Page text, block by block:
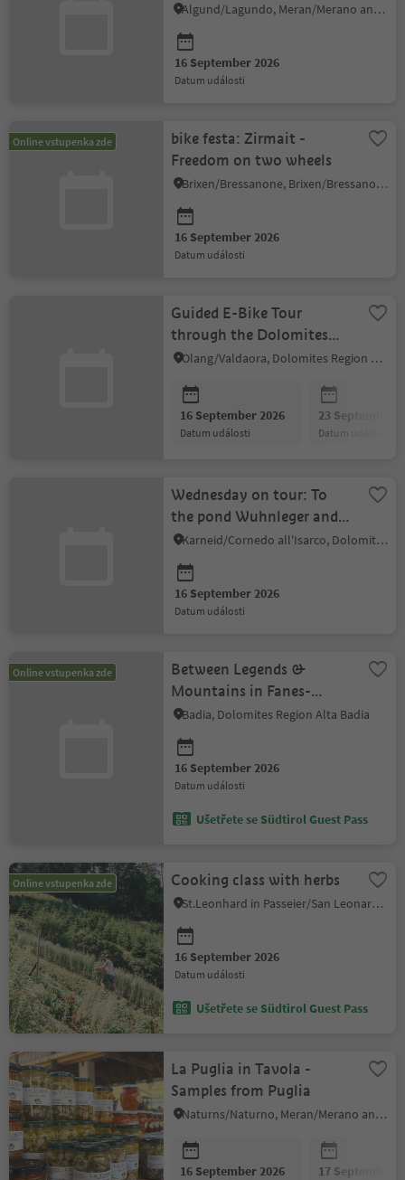
Algund/Lagundo, Meran/Merano and environs
16 September 2026
datum události
Online vstupenka zde
bike festa: Zirmait -
Freedom on two wheels
Brixen/Bressanone, Brixen/Bressanone and environs
16 September 2026
datum události
Guided E-Bike Tour
through the Dolomites
UNESCO World Heritage
Olang/Valdaora, Dolomites Region Kronplatz/Plan de Corones
16 September 2026
datum události
23 September
datum události
Wednesday on tour: To
the pond Wuhnleger and
to the hut Cavone-
Tschafon
Karneid/Cornedo all'Isarco, Dolomites Region Eggental
16 September 2026
datum události
Online vstupenka zde
Between Legends &
Mountains in Fanes-
Senes-Braies Nature Park
- Munts dl altonn
Badia, Dolomites Region Alta Badia
16 September 2026
datum události
Ušetřete se Südtirol Guest Pass
Online vstupenka zde Cooking class with herbs
St.Leonhard in Passeier/San Leonardo in Passiria, Meran/Merano and environs
16 September 2026
datum události
Ušetřete se Südtirol Guest Pass
La Puglia in Tavola -
Samples from Puglia
Naturns/Naturno, Meran/Merano and environs
16 September 2026 17 September